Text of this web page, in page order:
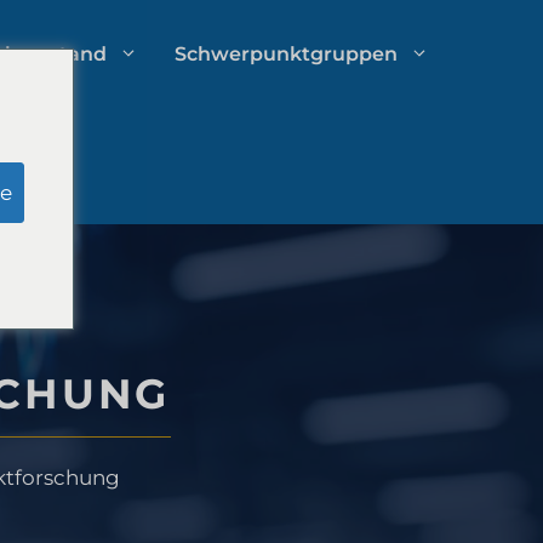
Ausgabenmanagement von
Anwaltskanzleien
Wachstumsstrategien für
Schwerpunktgruppen